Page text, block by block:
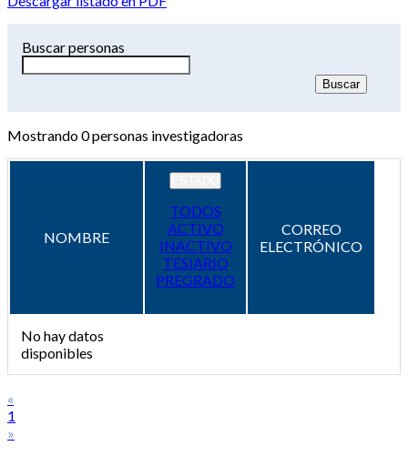
Buscar personas
Mostrando0personas investigadoras
NOMBRE
TODOS
ACTIVO
INACTIVO
TESIARIO
PREGRADO
CORREO
ELECTRÓNICO
No hay datos
disponibles
«
1
»